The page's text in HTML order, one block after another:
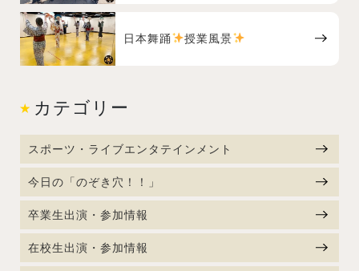
日本舞踊 授業風景
カテゴリー
スポーツ・ライブエンタテインメント
今日の「のぞき穴！！」
卒業生出演・参加情報
在校生出演・参加情報